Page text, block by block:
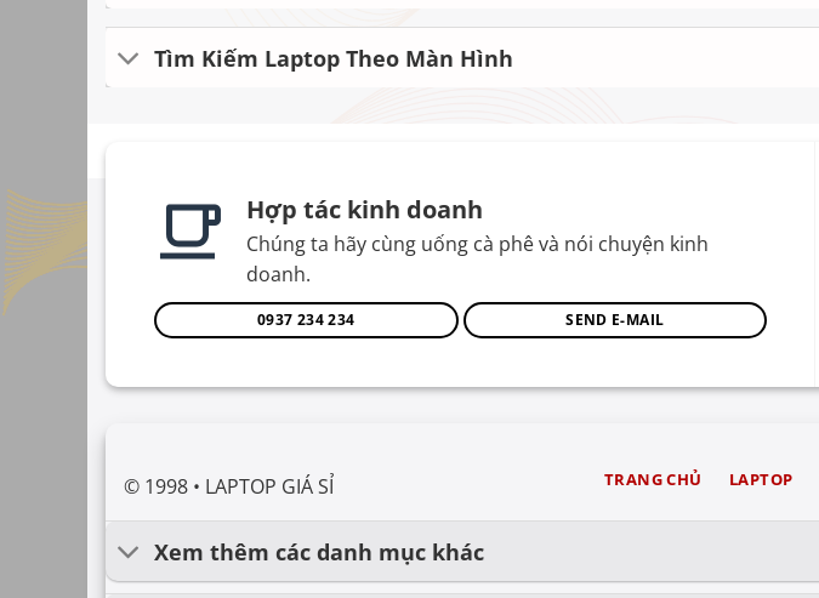
Tìm Kiếm Laptop Theo Màn Hình
Hợp tác kinh doanh
Chúng ta hãy cùng uống cà phê và nói chuyện kinh
doanh.
0937 234 234 SEND E-MAIL
© 1998 • LAPTOP GIÁ SỈ TRANG CHỦ LAPTOP
Xem thêm các danh mục khác